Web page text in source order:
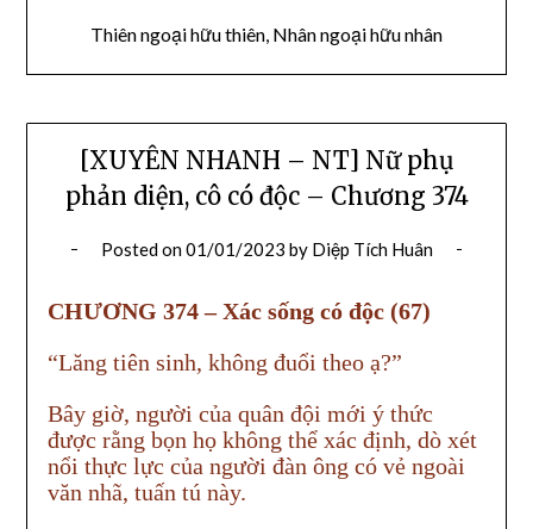
Thiên ngoại hữu thiên, Nhân ngoại hữu nhân
[XUYÊN NHANH – NT] Nữ phụ
phản diện, cô có độc – Chương 374
Posted on01/01/2023 by Diệp Tích Huân
CHƯƠNG 374 – Xác sống có độc (67)
“Lăng tiên sinh, không đuổi theo ạ?”
Bây giờ, người của quân đội mới ý thức
được rằng bọn họ không thể xác định, dò xét
nổi thực lực của người đàn ông có vẻ ngoài
văn nhã, tuấn tú này.